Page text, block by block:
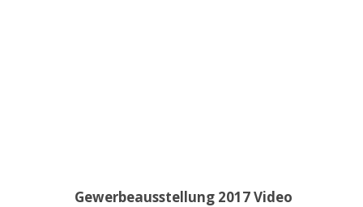
Gewerbeausstellung 2017 Video